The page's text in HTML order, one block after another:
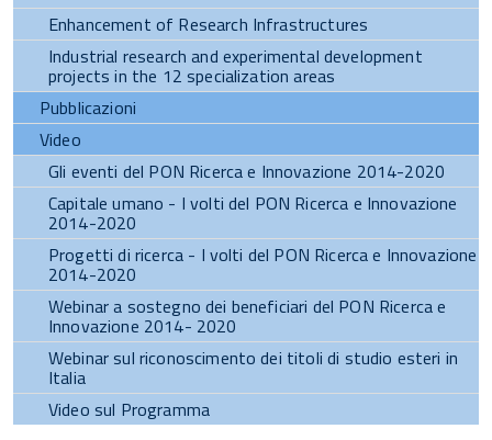
Enhancement of Research Infrastructures
Industrial research and experimental development
projects in the 12 specialization areas
Pubblicazioni
Video
Gli eventi del PON Ricerca e Innovazione 2014-2020
Capitale umano - I volti del PON Ricerca e Innovazione
2014-2020
Progetti di ricerca - I volti del PON Ricerca e Innovazione
2014-2020
Webinar a sostegno dei beneficiari del PON Ricerca e
Innovazione 2014- 2020
Webinar sul riconoscimento dei titoli di studio esteri in
Italia
Video sul Programma